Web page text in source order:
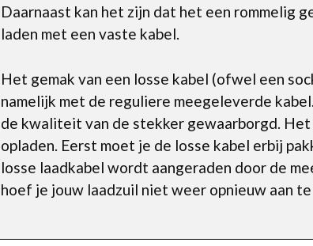
Daarnaast kan het zijn dat het een rommelig
laden met een vaste kabel.
Het gemak van een losse kabel (ofwel een
namelijk met de reguliere meegeleverde
de kwaliteit van de stekker gewaarborgd.
opladen. Eerst moet je de losse kabel erbij
losse laadkabel wordt aangeraden door de
hoef je jouw laadzuil niet weer opnieuw aan